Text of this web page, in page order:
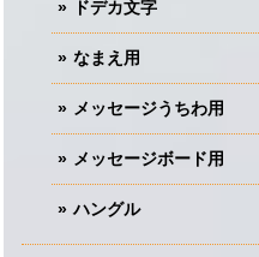
ドデカ文字
なまえ用
メッセージうちわ用
メッセージボード用
ハングル